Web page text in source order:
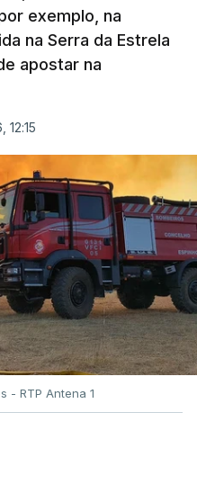
exemplo, na
na Serra da Estrela
apostar na
- RTP Antena 1